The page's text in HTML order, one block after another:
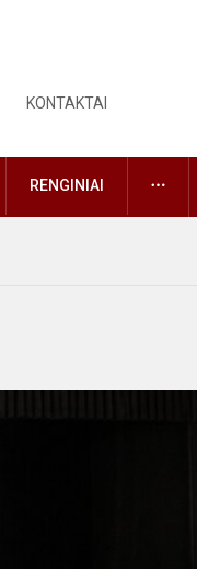
KONTAKTAI
RENGINIAI